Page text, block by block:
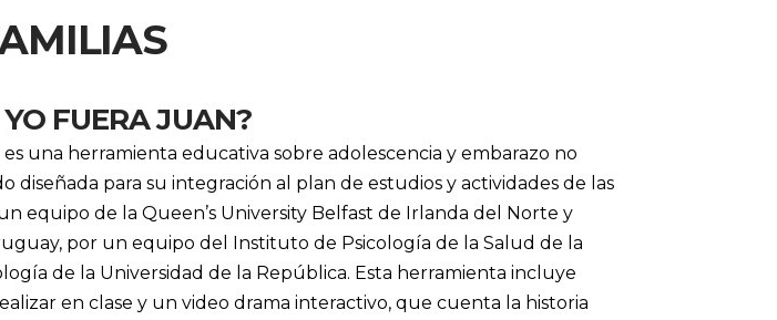
YO FUERA JUAN?
es una herramienta educativa sobre adolescencia y embarazo no
diseñada para su integración al plan de estudios y actividades de las
equipo de la Queen’s University Belfast de Irlanda del Norte y
por un equipo del Instituto de Psicología de la Salud de la
de la Universidad de la República. Esta herramienta incluye
en clase y un video drama interactivo, que cuenta la historia